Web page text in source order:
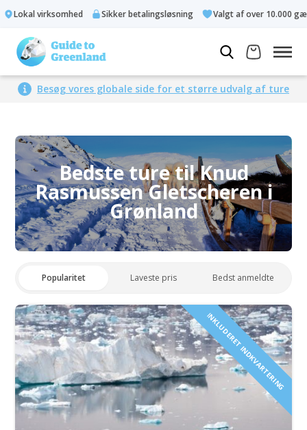
Lokal virksomhed Sikker betalingsløsning Valgt af over 10.000
Besøg vores globale side for et større udvalg af ture
Bedste ture til Knud
Rasmussen Gletscheren i
Grønland
Popularitet Laveste pris Bedst anmeldte
INKLUDERET INDKVARTERING